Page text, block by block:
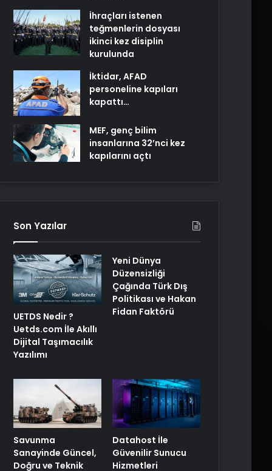
İhraçları istenen
teğmenlerin dosyası
ikinci kez disiplin
kurulunda
İktidar, AFAD
personeline kapıları
kapattı…
MEF, genç bilim
insanlarına 32’nci kez
kapılarını açtı
Son Yazılar
UETDS Nedir ?
Uetds.com İle Akıllı
Dijital Taşımacılık
Yazılımı
Yeni Dünya
Düzensizliği
Çağında Türk Dış
Politikası ve Hakan
Fidan Faktörü
Savunma
Sanayinde Güncel,
Doğru ve Teknik
Datahost İle
Güvenilir Sunucu
Hizmetleri